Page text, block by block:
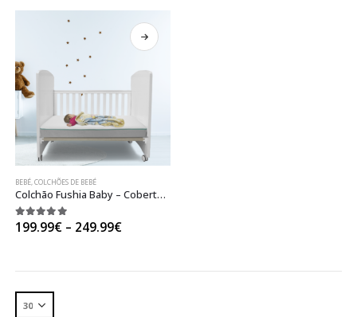
through
69.90€
BEBÉ,COLCHÕES DE BEBÉ
Colchão Fushia Baby – Cobertura removível e lavável
5.00 out of 5
199.99€ – 249.99€Price
249.99€